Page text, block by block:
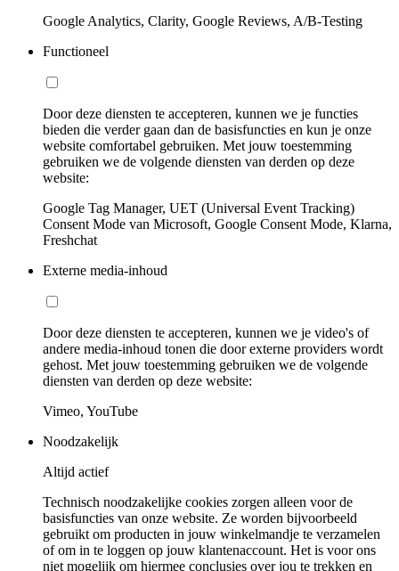
Google Analytics, Clarity, Google Reviews, A/B-Testing
Functioneel
Door deze diensten te accepteren, kunnen we je functies
bieden die verder gaan dan de basisfuncties en kun je onze
website comfortabel gebruiken. Met jouw toestemming
gebruiken we de volgende diensten van derden op deze
website:
Google Tag Manager, UET (Universal Event Tracking)
Consent Mode van Microsoft, Google Consent Mode, Klarna,
Freshchat
Externe media-inhoud
Door deze diensten te accepteren, kunnen we je video's of
andere media-inhoud tonen die door externe providers wordt
gehost. Met jouw toestemming gebruiken we de volgende
diensten van derden op deze website:
Vimeo, YouTube
Noodzakelijk
Altijd actief
Technisch noodzakelijke cookies zorgen alleen voor de
basisfuncties van onze website. Ze worden bijvoorbeeld
gebruikt om producten in jouw winkelmandje te verzamelen
of om in te loggen op jouw klantenaccount. Het is voor ons
niet mogelijk om hiermee conclusies over jou te trekken en